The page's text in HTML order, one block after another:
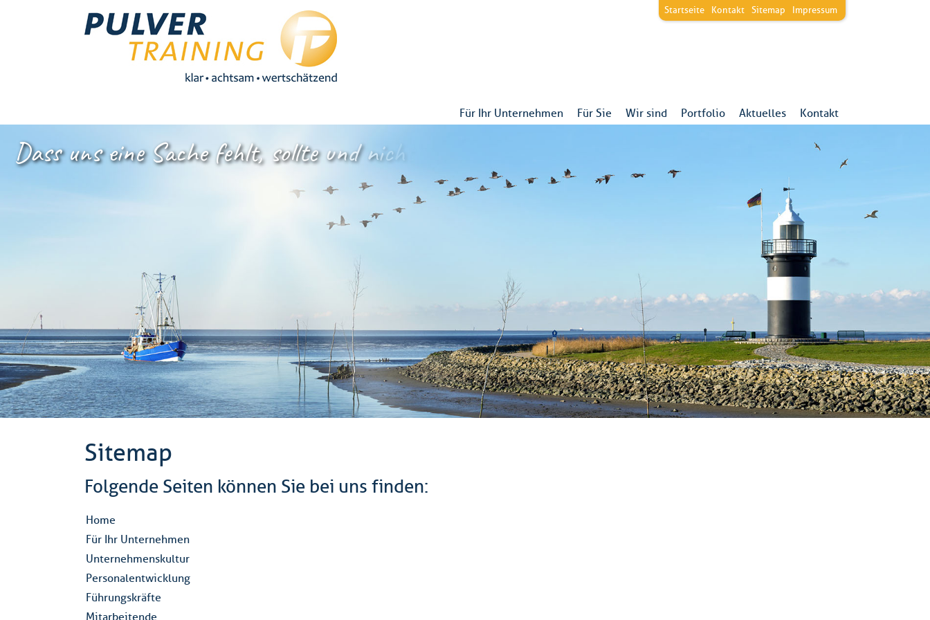
Kontakt
Aktuelles
Portfolio
Wir sind
Für Sie
Für Ihr Unternehmen
Startseite Kontakt Sitemap Impressum
Dass uns eine Sache fehlt, sollte und nich
Sitemap
Folgende Seiten können Sie bei uns finden:
Home
Für Ihr Unternehmen
Unternehmenskultur
Personalentwicklung
Führungskräfte
Mitarbeitende